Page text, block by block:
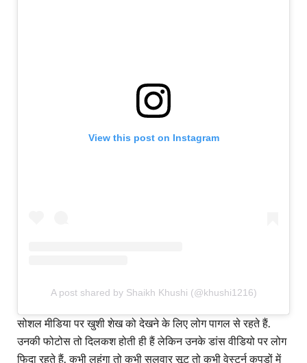
View this post on Instagram
A post shared by Shaikh Khushi (@khushi1216)
सोशल मीडिया पर खुशी शेख को देखने के लिए लोग पागल से रहते हैं.
उनकी फोटोस तो दिलकश होती ही हैं लेकिन उनके डांस वीडियो पर लोग
फिदा रहते हैं. कभी लहंगा तो कभी सलवार सूट तो कभी वेस्टर्न कपड़ों में